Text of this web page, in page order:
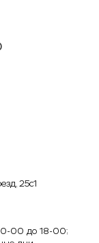
25с1
00 до 18-00;